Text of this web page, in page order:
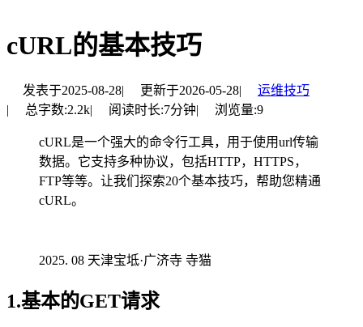
cURL的基本技巧
发表于2025-08-28| 更新于2026-05-28|
运维技巧
|
总字数:2.2k| 阅读时长:7分钟| 浏览量:9
cURL是一个强大的命令行工具，用于使用url传输
数据。它支持多种协议，包括HTTP，HTTPS，
FTP等等。让我们探索20个基本技巧，帮助您精通
cURL。
08 天津宝坻·广济寺 寺猫
1.基本的GET请求